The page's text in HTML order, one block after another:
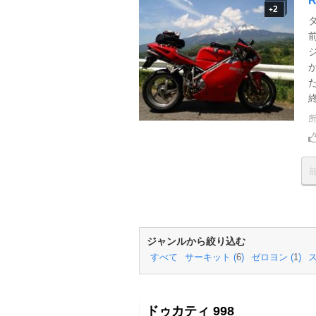
+2
ジャンルから絞り込む
すべて サーキット (6) ゼロヨン (1)
ドゥカティ 998